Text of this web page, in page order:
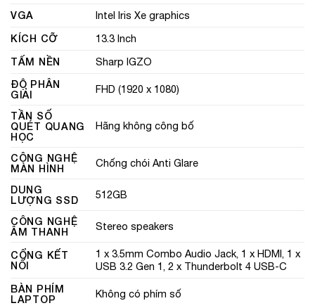
VGA
Intel Iris Xe graphics
KÍCH CỠ
13.3 Inch
TẤM NỀN
Sharp IGZO
ĐỘ PHÂN
GIẢI
FHD (1920 x 1080)
TẦN SỐ
QUÉT QUANG
HỌC
Hãng không công bố
CÔNG NGHỆ
MÀN HÌNH
Chống chói Anti Glare
DUNG
LƯỢNG SSD
512GB
CÔNG NGHỆ
ÂM THANH
Stereo speakers
CỔNG KẾT
NỐI
1 x 3.5mm Combo Audio Jack, 1 x HDMI, 1 x
USB 3.2 Gen 1, 2 x Thunderbolt 4 USB-C
BÀN PHÍM
LAPTOP
Không có phím số